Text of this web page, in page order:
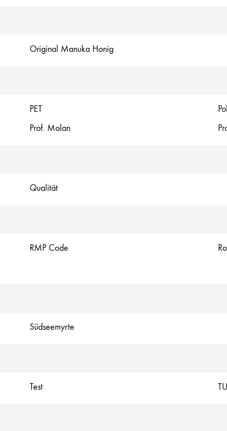
Original Manuka Honig
PET
Prof. Molan
Qualität
RMP Code
Südseemyrte
Test